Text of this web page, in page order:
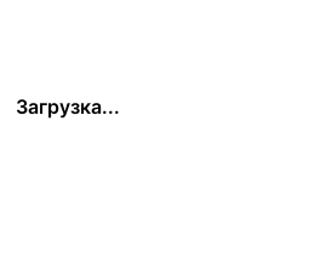
Загрузка...